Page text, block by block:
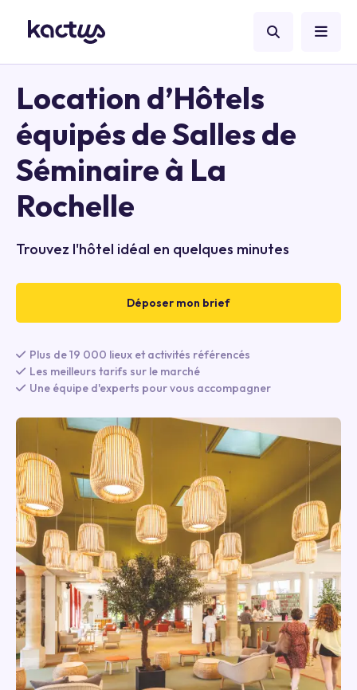
Location d’Hôtels
équipés de Salles de
Séminaire à La
Rochelle
Trouvez l'hôtel idéal en quelques minutes
Déposer mon brief
Plus de 19 000 lieux et activités référencés
Les meilleurs tarifs sur le marché
Une équipe d'experts pour vous accompagner